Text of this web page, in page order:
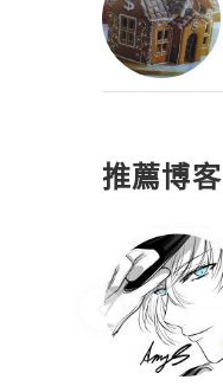
推薦博客